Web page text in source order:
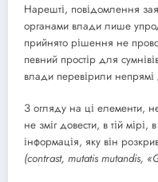
Нарешті, повідомлення
органами влади лише
прийнято рішення не
певний простір для
влади перевірили
З огляду на ці елементи,
не зміг довести, в тій
інформація, яку він
(contrast, mutatis mutandis,